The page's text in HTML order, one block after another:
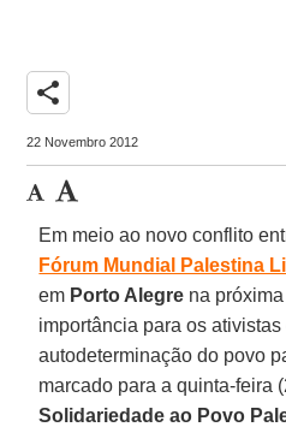
share
22 Novembro 2012
Em meio ao novo conflito
Fórum Mundial Palestina
em Porto Alegre na
importância para os
autodeterminação do povo
marcado para a quinta-feira
Solidariedade ao Povo